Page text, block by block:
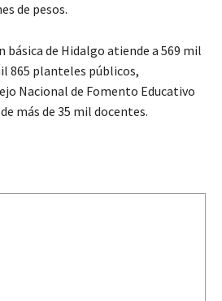
de pesos.
básica de Hidalgo atiende a 569 mil
865 planteles públicos,
Nacional de Fomento Educativo
más de 35 mil docentes.